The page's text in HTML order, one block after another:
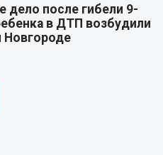
дело после гибели 9-
в ДТП возбудили